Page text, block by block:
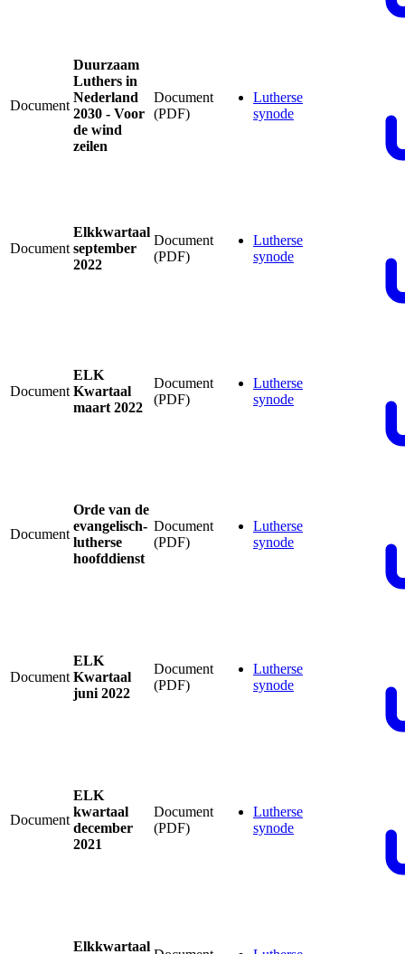
Document
Duurzaam
Luthers in
Nederland
2030 - Voor
de wind
zeilen
Document
(PDF)
Lutherse
synode
Document
Elkkwartaal
september
2022
Document
(PDF)
Lutherse
synode
Document
ELK
Kwartaal
maart 2022
Document
(PDF)
Lutherse
synode
Document
Orde van de
evangelisch-
lutherse
hoofddienst
Document
(PDF)
Lutherse
synode
Document
ELK
Kwartaal
juni 2022
Document
(PDF)
Lutherse
synode
Document
ELK
kwartaal
december
2021
Document
(PDF)
Lutherse
synode
Elkkwartaal